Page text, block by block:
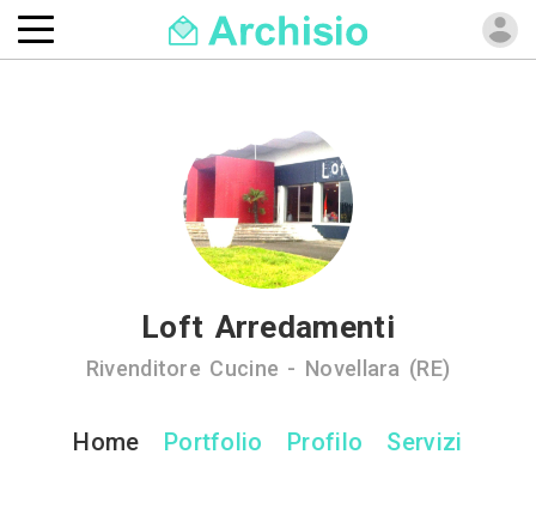
Loft Arredamenti
Rivenditore Cucine - Novellara (RE)
Home Portfolio Profilo Servizi